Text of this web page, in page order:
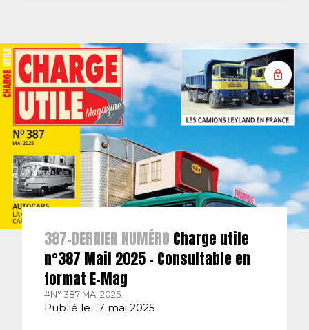
387-DERNIER NUMÉRO Charge utile
n°387 Mail 2025 – Consultable en
format E-Mag
#N° 387 MAI 2025.
Publié le : 7 mai 2025